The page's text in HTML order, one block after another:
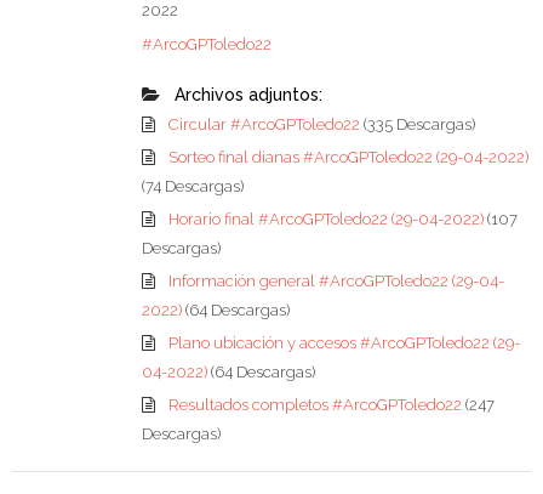
2022
#ArcoGPToledo22
Archivos adjuntos:
Circular #ArcoGPToledo22 (335 Descargas)
Sorteo final dianas #ArcoGPToledo22 (29-04-2022)
(74 Descargas)
Horario final #ArcoGPToledo22 (29-04-2022) (107
Descargas)
Información general #ArcoGPToledo22 (29-04-
2022) (64 Descargas)
Plano ubicación y accesos #ArcoGPToledo22 (29-
04-2022) (64 Descargas)
Resultados completos #ArcoGPToledo22 (247
Descargas)